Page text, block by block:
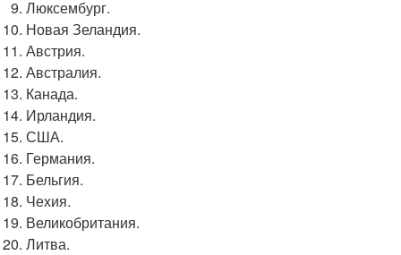
Люксембург.
Новая Зеландия.
Австрия.
Австралия.
Канада.
Ирландия.
США.
Германия.
Бельгия.
Чехия.
Великобритания.
Литва.